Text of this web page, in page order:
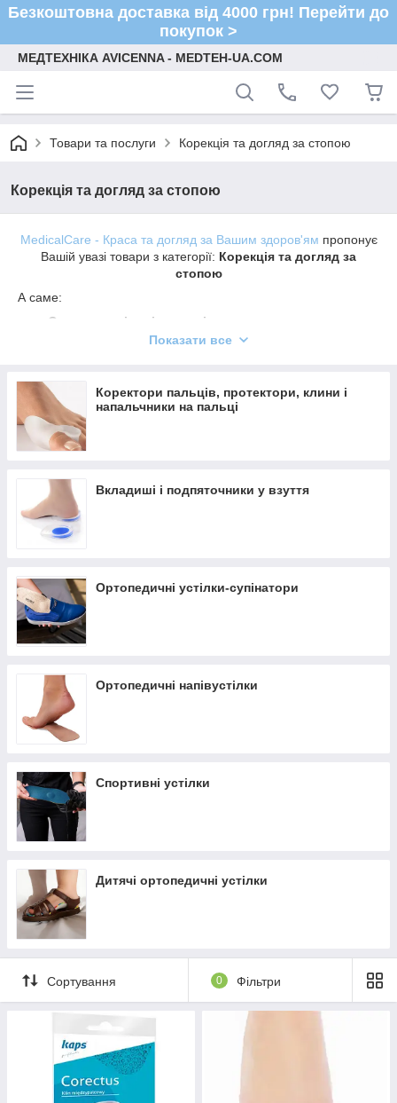
Безкоштовна доставка від 4000 грн! Перейти до
покупок >
МЕДТЕХНІКА AVICENNA - MEDTEH-UA.COM
Товари та послуги Корекція та догляд за стопою
Корекція та догляд за стопою
MedicalCare - Краса та догляд за Вашим здоров'ям пропонує
Вашій увазі товари з категорії: Корекція та догляд за
стопою
А саме:
Ортопедичні устілки-супінатори
Дитячі ортопедичні устілки
Ортопедичні напівустілки
Вкладиші та підп'ятники у взуття
Коректори пальців, протектори, клинці та
Оформити замовлення можна за телефонами вказаними на
сайті та через кошик.
Показати все
Коректори пальців, протектори, клини і
напальчники на пальці
Вкладиші і подпяточники у взуття
Ортопедичні устілки-супінатори
Ортопедичні напівустілки
Спортивні устілки
Дитячі ортопедичні устілки
Сортування 0 Фільтри